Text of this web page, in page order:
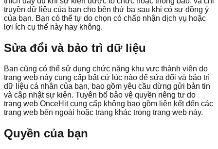
truyền dữ liệu của bạn cho bên thứ ba sau khi có sự đồng ý
của bạn. Bạn có thể tự do chọn có chấp nhận dịch vụ hoặc
lợi ích cụ thể này hay không.
Sửa đổi và bảo trì dữ liệu
Bạn cũng có thể sử dụng chức năng khu vực thành viên do
trang web này cung cấp bất cứ lúc nào để sửa đổi và bảo trì
dữ liệu cá nhân của bạn, bao gồm yêu cầu dừng gửi bản tin
và cập nhật sự kiện. Tuyên bố bảo vệ quyền riêng tư do
trang web OnceHit cung cấp không bao gồm liên kết đến các
trang web bên ngoài hoặc trang khác trong trang web này.
Quyền của bạn